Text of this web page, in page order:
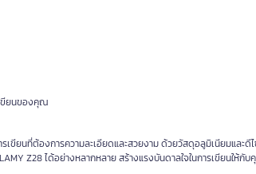
ขียนของคุณ
เขียนที่ต้องการความละเอียดและสวยงาม ด้วยวัสดุอลูมิเนียมแล
Z28 ได้อย่างหลากหลาย สร้างแรงบันดาลใจในการเขียนให้กั